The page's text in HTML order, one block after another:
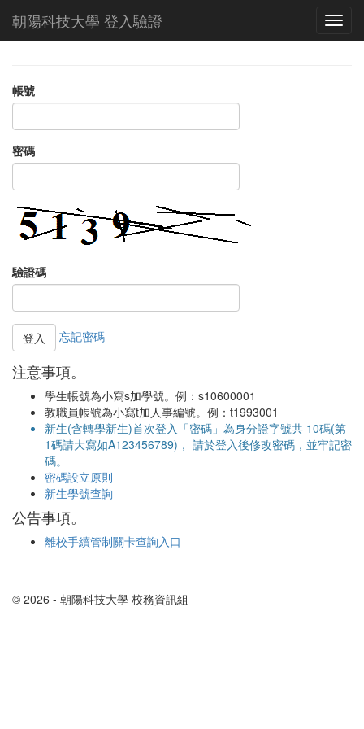
朝陽科技大學 登入驗證
帳號
密碼
驗證碼
忘記密碼
注意事項。
學生帳號為小寫s加學號。例：s10600001
教職員帳號為小寫t加人事編號。例：t1993001
新生(含轉學新生)首次登入「密碼」為身分證字號共 10碼(第
1碼請大寫如A123456789)， 請於登入後修改密碼，並牢記密
碼。
密碼設立原則
新生學號查詢
公告事項。
離校手續管制關卡查詢入口
© 2026 - 朝陽科技大學 校務資訊組